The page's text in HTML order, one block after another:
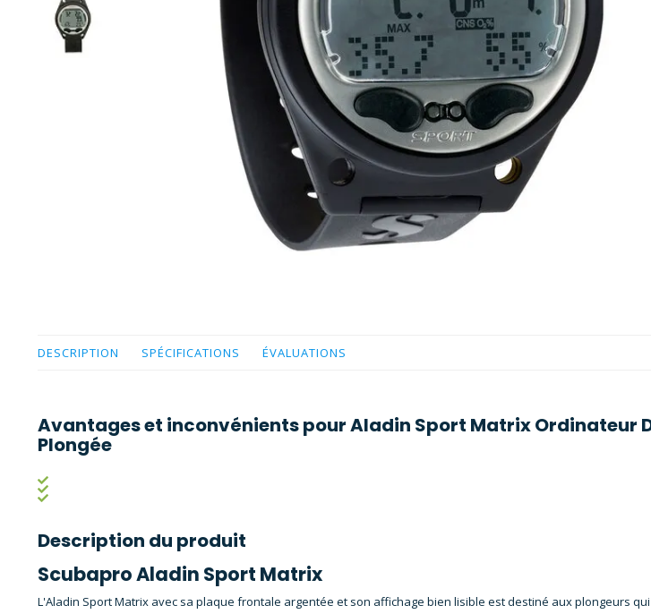
DESCRIPTION SPÉCIFICATIONS ÉVALUATIONS
Avantages et inconvénients pour Aladin Sport Matrix Ordinateur
Plongée
Description du produit
Scubapro Aladin Sport Matrix
L'Aladin Sport Matrix avec sa plaque frontale argentée et son affichage bien lisible est destiné aux plongeurs qui